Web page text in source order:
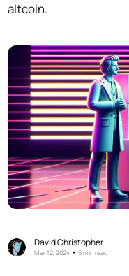
altcoin.
David Christopher
Mar 12, 2024 •5 min read